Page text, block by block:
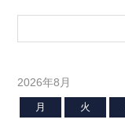
2026年8月
月 火